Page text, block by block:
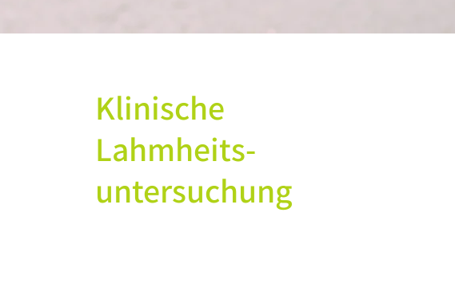
Klinische
Lahmheits-
untersuchung